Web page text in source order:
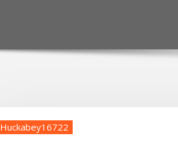
Huckabey16722